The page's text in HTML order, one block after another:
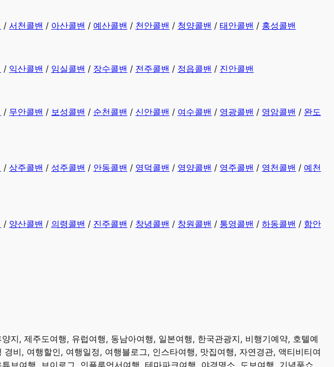
/ 서천콜밴 / 아산콜밴 / 예산콜밴 / 천안콜밴 / 청양콜밴 / 태안콜밴 / 홍성콜밴
/ 익산콜밴 / 임실콜밴 / 장수콜밴 / 전주콜밴 / 정읍콜밴 / 진안콜밴
/ 무안콜밴 / 보성콜밴 / 순천콜밴 / 신안콜밴 / 여수콜밴 / 영광콜밴 / 영암콜밴 / 완도
/ 상주콜밴 / 성주콜밴 / 안동콜밴 / 영덕콜밴 / 영양콜밴 / 영주콜밴 / 영천콜밴 / 예천
/ 양산콜밴 / 의령콜밴 / 진주콜밴 / 창녕콜밴 / 창원콜밴 / 통영콜밴 / 하동콜밴 / 함안
지, 제주도여행, 유럽여행, 동남아여행, 일본여행, 한국관광지, 비행기예약, 호텔예
비, 여행할인, 여행일정, 여행블로그, 인스타여행, 맛집여행, 자연경관, 액티비티여